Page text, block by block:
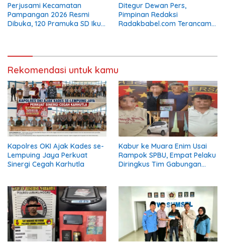
Perjusami Kecamatan
Pampangan 2026 Resmi
Dibuka, 120 Pramuka SD Ikuti
Ditegur Dewan Pers,
Pimpinan Redaksi
Radakbabel.com Terancam
Rekomendasi untuk kamu
Kapolres OKI Ajak Kades se-
Lempuing Jaya Perkuat
Sinergi Cegah Karhutla
Kabur ke Muara Enim Usai
Rampok SPBU, Empat Pelaku
Diringkus Tim Gabungan